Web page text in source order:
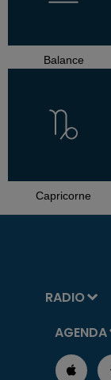
Balance
Capricorne
RADIO
AGENDA